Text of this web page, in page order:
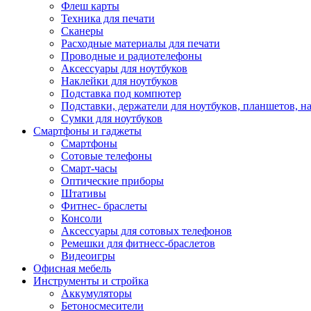
Флеш карты
Техника для печати
Сканеры
Расходные материалы для печати
Проводные и радиотелефоны
Аксессуары для ноутбуков
Наклейки для ноутбуков
Подставка под компютер
Подставки, держатели для ноутбуков, планшетов,
Сумки для ноутбуков
Смартфоны и гаджеты
Смартфоны
Сотовые телефоны
Смарт-часы
Оптические приборы
Штативы
Фитнес- браслеты
Консоли
Аксессуары для сотовых телефонов
Ремешки для фитнесс-браслетов
Видеоигры
Офисная мебель
Инструменты и стройка
Аккумуляторы
Бетоносмесители